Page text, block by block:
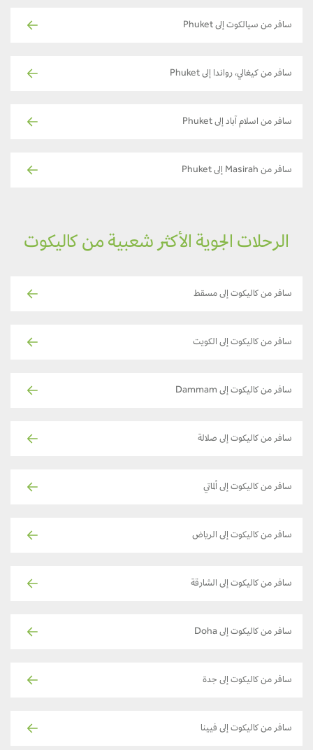
سافر من سيالكوت إلى Phuket
سافر من كيغالي، رواندا إلى Phuket
سافر من اسلام آباد إلى Phuket
سافر من Masirah إلى Phuket
الرحلات الجوية الأكثر شعبية من كاليكوت
سافر من كاليكوت إلى مسقط
سافر من كاليكوت إلى الكويت
سافر من كاليكوت إلى Dammam
سافر من كاليكوت إلى صلالة
سافر من كاليكوت إلى ألماتي
سافر من كاليكوت إلى الرياض
سافر من كاليكوت إلى الشارقة
سافر من كاليكوت إلى Doha
سافر من كاليكوت إلى جدة
سافر من كاليكوت إلى فيينا